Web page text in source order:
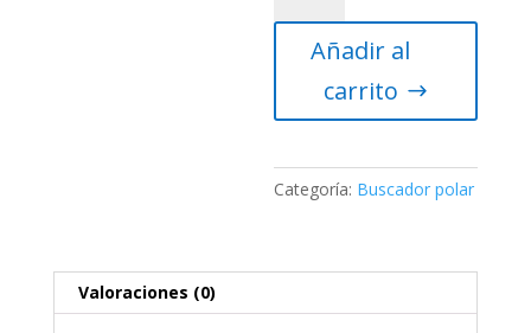
la
polar
Watcher
cantidad
Añadir al
carrito
Categoría: Buscador polar
Valoraciones (0)